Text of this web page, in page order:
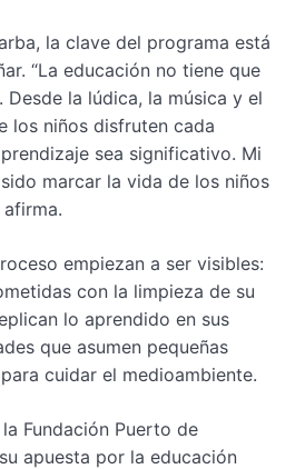
la clave del programa está
“La educación no tiene que
la lúdica, la música y el
los niños disfruten cada
sea significativo. Mi
marcar la vida de los niños
afirma.
empiezan a ser visibles:
con la limpieza de su
lo aprendido en sus
que asumen pequeñas
cuidar el medioambiente.
Fundación Puerto de
apuesta por la educación